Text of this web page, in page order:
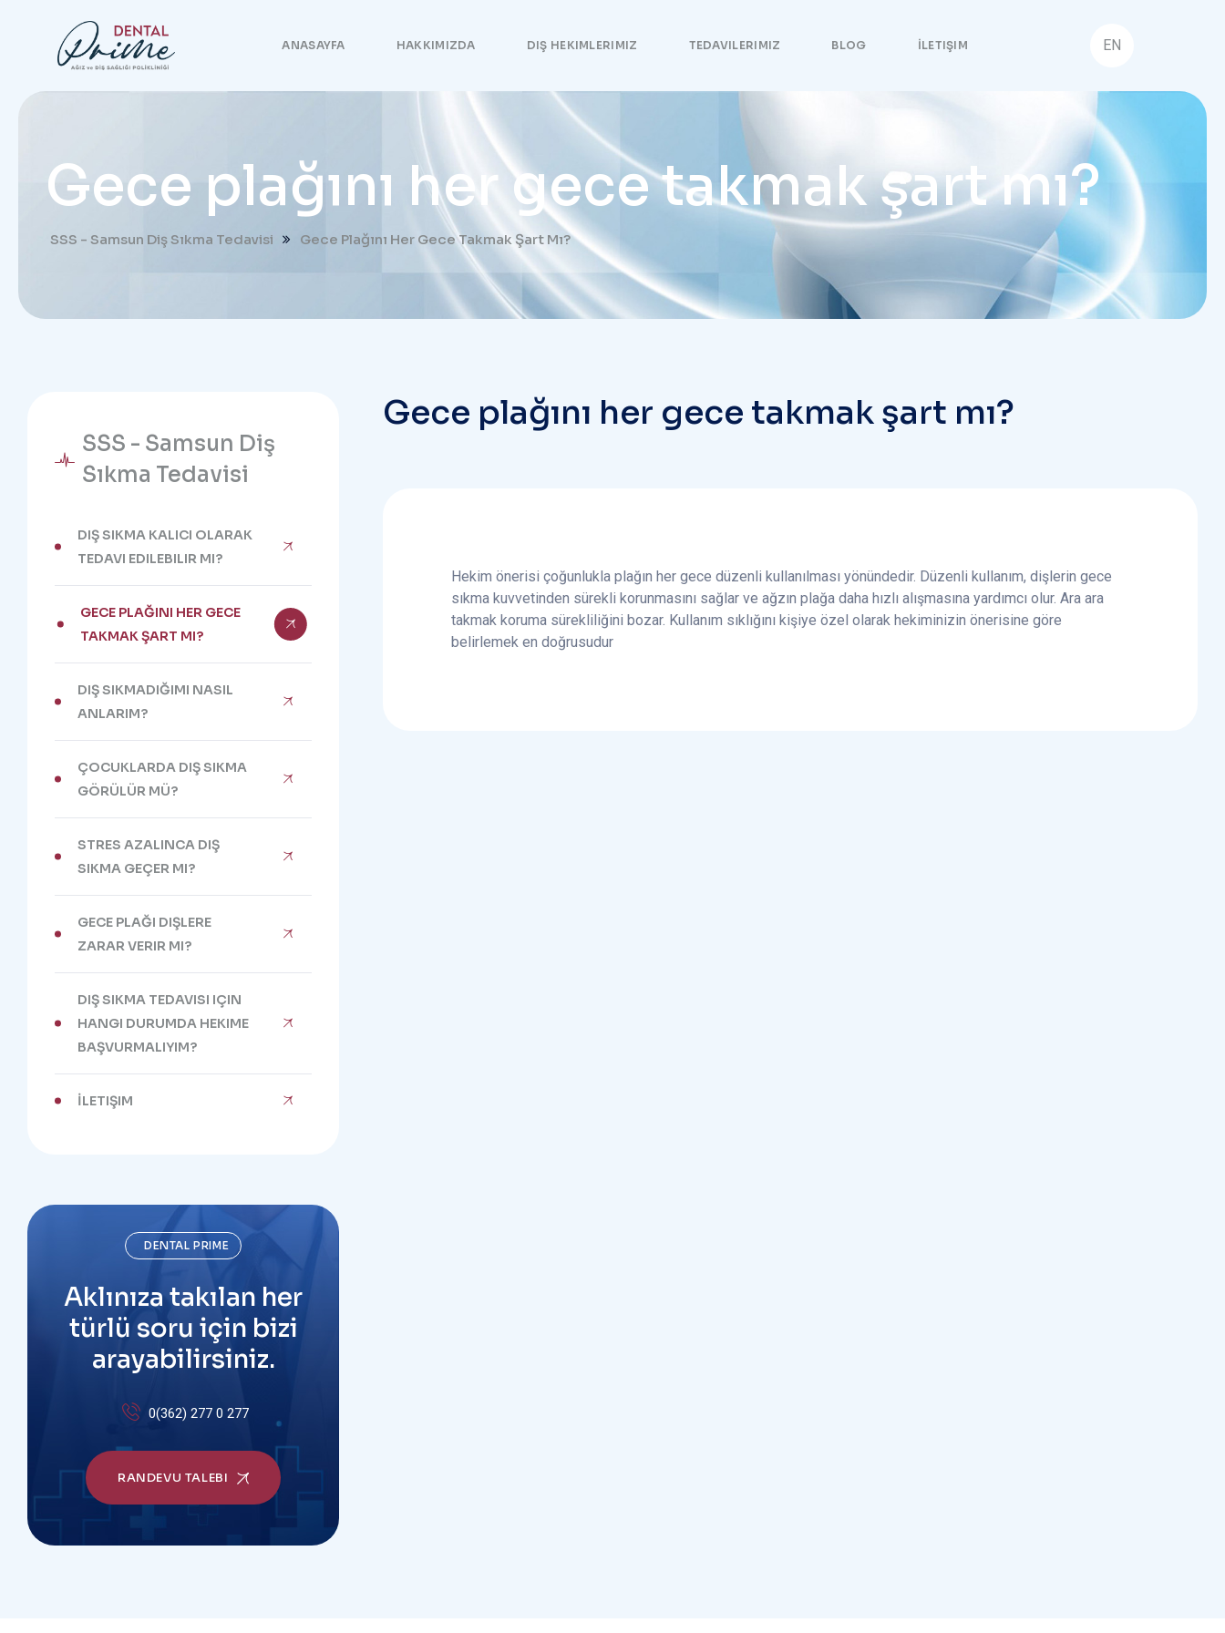
ANASAYFA HAKKIMIZDA DIŞ HEKIMLERIMIZ TEDAVILERIMIZ BLOG İLETIŞIM EN
Gece plağını her gece takmak şart mı?
SSS - Samsun Diş Sıkma Tedavisi Gece Plağını Her Gece Takmak Şart Mı?
Gece plağını her gece takmak şart mı?
Hekim önerisi çoğunlukla plağın her gece düzenli kullanılması yönündedir. Düzenli kullanım, dişlerin gece
sıkma kuvvetinden sürekli korunmasını sağlar ve ağzın plağa daha hızlı alışmasına yardımcı olur. Ara ara
takmak koruma sürekliliğini bozar. Kullanım sıklığını kişiye özel olarak hekiminizin önerisine göre
belirlemek en doğrusudur
SSS - Samsun Diş
Sıkma Tedavisi
DIŞ SIKMA KALICI OLARAK
TEDAVI EDILEBILIR MI?
GECE PLAĞINI HER GECE
TAKMAK ŞART MI?
DIŞ SIKMADIĞIMI NASIL
ANLARIM?
ÇOCUKLARDA DIŞ SIKMA
GÖRÜLÜR MÜ?
STRES AZALINCA DIŞ
SIKMA GEÇER MI?
GECE PLAĞI DIŞLERE
ZARAR VERIR MI?
DIŞ SIKMA TEDAVISI IÇIN
HANGI DURUMDA HEKIME
BAŞVURMALIYIM?
İLETIŞIM
DENTAL PRIME
Aklınıza takılan her
türlü soru için bizi
arayabilirsiniz.
0(362) 277 0 277
RANDEVU TALEBI